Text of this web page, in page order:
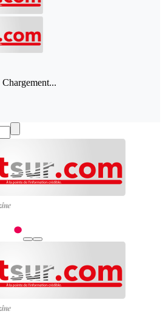
Chargement...